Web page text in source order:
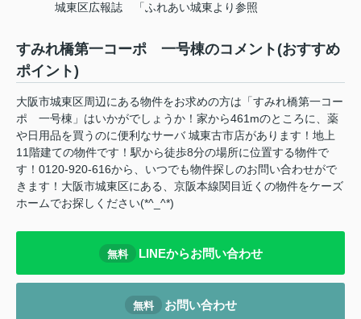
城東区広報誌 「ふれあい城東より参照
すみれ橋第一コーポ 一号棟のコメント(おすすめ
ポイント)
大阪市城東区周辺にある物件をお求めの方は「すみれ橋第一コー
ポ 一号棟」はいかがでしょうか！家から461mのところに、薬
や日用品を買うのに便利なサーバ 城東古市店があります！地上
11階建ての物件です！駅から徒歩8分の場所に位置する物件で
す！0120-920-616から、いつでも物件探しのお問い合わせがで
きます！大阪市城東区にある、京阪本線関目近くの物件をケーズ
ホームでお探しください(*^_^*)
無料 LINEからお問い合わせ
無料 お問い合わせ